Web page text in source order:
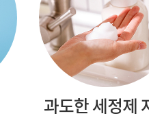
과도한 세정제